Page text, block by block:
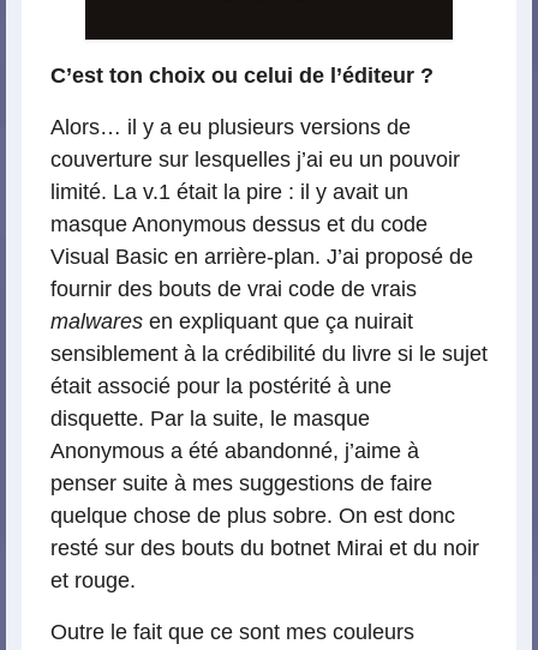
C’est ton choix ou celui de l’éditeur ?
Alors… il y a eu plusieurs versions de
couverture sur lesquelles j’ai eu un pouvoir
limité. La v.1 était la pire : il y avait un
masque Anonymous dessus et du code
Visual Basic en arrière-plan. J’ai proposé de
fournir des bouts de vrai code de vrais
malwares en expliquant que ça nuirait
sensiblement à la crédibilité du livre si le sujet
était associé pour la postérité à une
disquette. Par la suite, le masque
Anonymous a été abandonné, j’aime à
penser suite à mes suggestions de faire
quelque chose de plus sobre. On est donc
resté sur des bouts du botnet Mirai et du noir
et rouge.
Outre le fait que ce sont mes couleurs